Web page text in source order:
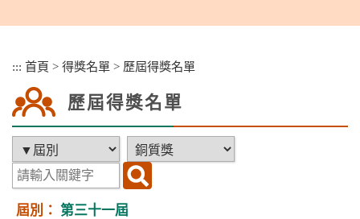
::: 首頁 > 得獎名單 > 歷屆得獎名單
歷屆得獎名單
第三十一屆